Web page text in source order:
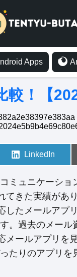
Apps
！【
S
r
e
o
n
LinkedIn
ミュニケーショ
きた実績があ
たメールアプ
。過去のメール
メールアプリを
たりのアプリを